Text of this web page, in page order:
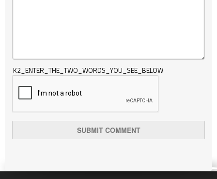
K2_ENTER_THE_TWO_WORDS_YOU_SEE_BELOW